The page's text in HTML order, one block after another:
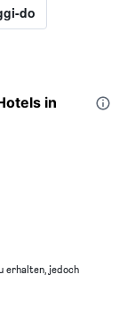
do
in
erhalten, jedoch